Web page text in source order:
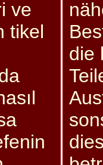
ve
tikel
die